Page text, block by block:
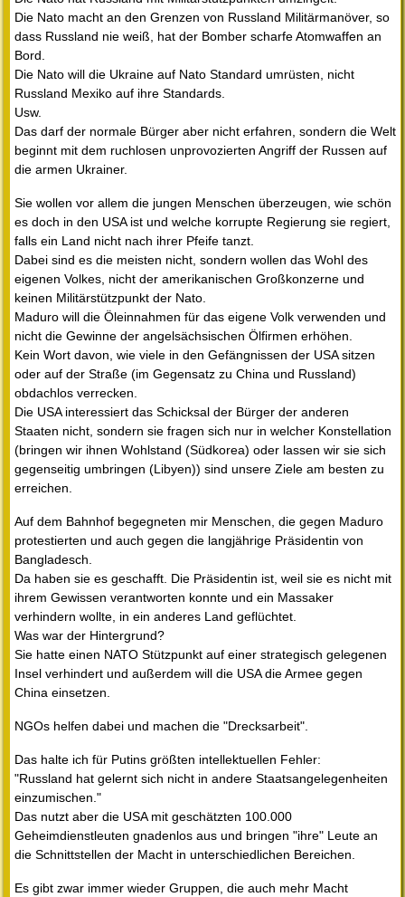
Die Nato macht an den Grenzen von Russland Militärmanöver, so
dass Russland nie weiß, hat der Bomber scharfe Atomwaffen an
Bord.
Die Nato will die Ukraine auf Nato Standard umrüsten, nicht
Russland Mexiko auf ihre Standards.
Usw.
Das darf der normale Bürger aber nicht erfahren, sondern die Welt
beginnt mit dem ruchlosen unprovozierten Angriff der Russen auf
die armen Ukrainer.
Sie wollen vor allem die jungen Menschen überzeugen, wie schön
es doch in den USA ist und welche korrupte Regierung sie regiert,
falls ein Land nicht nach ihrer Pfeife tanzt.
Dabei sind es die meisten nicht, sondern wollen das Wohl des
eigenen Volkes, nicht der amerikanischen Großkonzerne und
keinen Militärstützpunkt der Nato.
Maduro will die Öleinnahmen für das eigene Volk verwenden und
nicht die Gewinne der angelsächsischen Ölfirmen erhöhen.
Kein Wort davon, wie viele in den Gefängnissen der USA sitzen
oder auf der Straße (im Gegensatz zu China und Russland)
obdachlos verrecken.
Die USA interessiert das Schicksal der Bürger der anderen
Staaten nicht, sondern sie fragen sich nur in welcher Konstellation
(bringen wir ihnen Wohlstand (Südkorea) oder lassen wir sie sich
gegenseitig umbringen (Libyen)) sind unsere Ziele am besten zu
erreichen.
Auf dem Bahnhof begegneten mir Menschen, die gegen Maduro
protestierten und auch gegen die langjährige Präsidentin von
Bangladesch.
Da haben sie es geschafft. Die Präsidentin ist, weil sie es nicht mit
ihrem Gewissen verantworten konnte und ein Massaker
verhindern wollte, in ein anderes Land geflüchtet.
Was war der Hintergrund?
Sie hatte einen NATO Stützpunkt auf einer strategisch gelegenen
Insel verhindert und außerdem will die USA die Armee gegen
China einsetzen.
NGOs helfen dabei und machen die "Drecksarbeit".
Das halte ich für Putins größten intellektuellen Fehler:
"Russland hat gelernt sich nicht in andere Staatsangelegenheiten
einzumischen."
Das nutzt aber die USA mit geschätzten 100.000
Geheimdienstleuten gnadenlos aus und bringen "ihre" Leute an
die Schnittstellen der Macht in unterschiedlichen Bereichen.
Es gibt zwar immer wieder Gruppen, die auch mehr Macht